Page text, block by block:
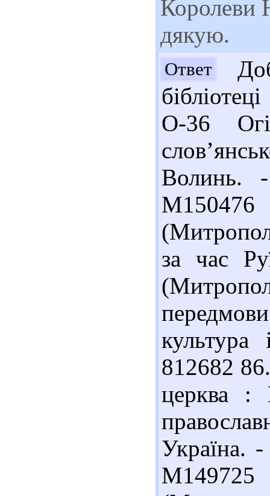
Королеви
дякую.
Ответ
О-36
за час
812682
церква :
Україна.